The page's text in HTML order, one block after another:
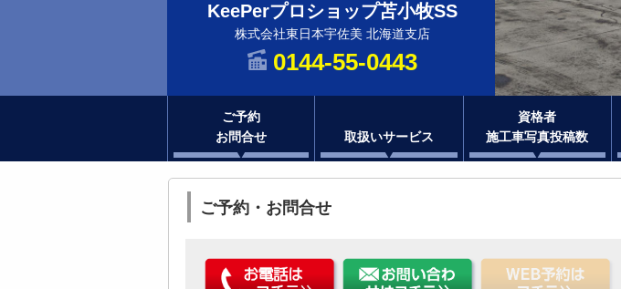
KeePerプロショップ苫小牧SS
株式会社東日本宇佐美 北海道支店
0144-55-0443
ご予約
お問合せ
取扱いサービス
資格者
施工車写真投稿数
ご予約・お問合せ